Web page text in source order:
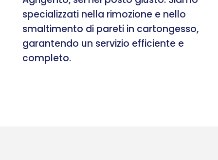
specializzati nella rimozione e nello
smaltimento di pareti in cartongesso,
garantendo un servizio efficiente e
completo.